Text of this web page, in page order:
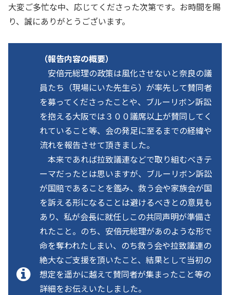
大変ご多忙な中、応じてくださった次第です。お時間を賜
り、誠にありがとうございます。
（報告内容の概要）
安倍元総理の政策は風化させないと奈良の議
員たち（現場にいた先生ら）が率先して賛同者
を募ってくださったことや、ブルーリボン訴訟
を抱える大阪では３００議席以上が賛同してく
れていること等、会の発足に至るまでの経緯や
流れを報告させて頂きました。
本来であれば拉致議連などで取り組むべきテ
ーマだったとは思いますが、ブルーリボン訴訟
が国賠であることを鑑み、救う会や家族会が国
を訴える形になることは避けるべきとの意見も
あり、私が会長に就任しこの共同声明が準備さ
れたこと。のち、安倍元総理があのような形で
命を奪われたしまい、のち救う会や拉致議連の
絶大なご支援を頂いたこと、結果として当初の
想定を遥かに越えて賛同者が集まったこと等の
詳細をお伝えいたしました。